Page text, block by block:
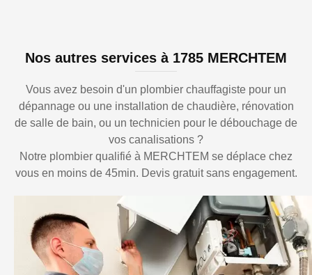
Nos autres services à 1785 MERCHTEM
Vous avez besoin d'un plombier chauffagiste pour un
dépannage ou une installation de chaudière, rénovation
de salle de bain, ou un technicien pour le débouchage de
vos canalisations ?
Notre plombier qualifié à MERCHTEM se déplace chez
vous en moins de 45min. Devis gratuit sans engagement.